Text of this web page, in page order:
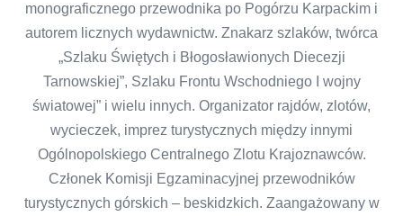
monograficznego przewodnika po Pogórzu Karpackim i
autorem licznych wydawnictw. Znakarz szlaków, twórca
„Szlaku Świętych i Błogosławionych Diecezji
Tarnowskiej”, Szlaku Frontu Wschodniego I wojny
światowej” i wielu innych. Organizator rajdów, zlotów,
wycieczek, imprez turystycznych między innymi
Ogólnopolskiego Centralnego Zlotu Krajoznawców.
Członek Komisji Egzaminacyjnej przewodników
turystycznych górskich – beskidzkich. Zaangażowany w